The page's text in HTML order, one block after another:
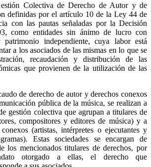
Colectiva de Derecho de Autor y de
definidas por el artículo 10 de la Ley 44 de
con las pautas señaladas por la Decisión
como entidades sin ánimo de lucro con
independiente, cuya labor está
a los asociados de las mismas en lo que se
recaudación y distribución de las
que provienen de la utilización de las
de derecho de autor y derechos conexos
pública de la música, se realizan a
gestión colectiva que agrupan a titulares de
compositores y editores de música) y a
(artistas, intérpretes o ejecutantes y
Estas sociedades se encargan de
los mencionados titulares de derechos, por
otorgado a ellas, el derecho que